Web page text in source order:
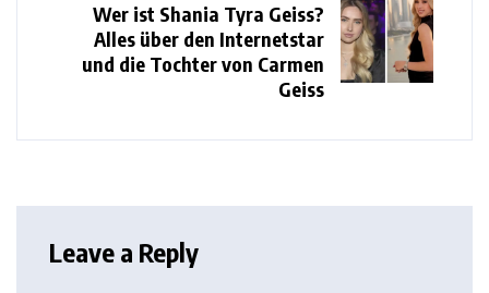
Wer ist Shania Tyra Geiss?
Alles über den Internetstar
und die Tochter von Carmen
Geiss
Leave a Reply